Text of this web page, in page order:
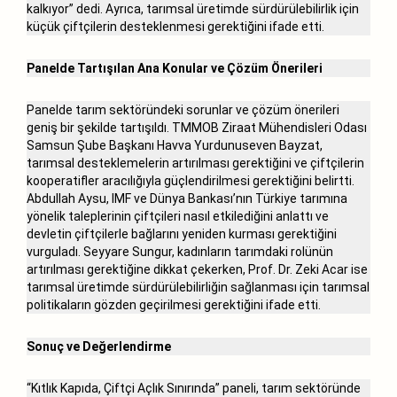
kalkıyor” dedi. Ayrıca, tarımsal üretimde sürdürülebilirlik için
küçük çiftçilerin desteklenmesi gerektiğini ifade etti.
Panelde Tartışılan Ana Konular ve Çözüm Önerileri
Panelde tarım sektöründeki sorunlar ve çözüm önerileri
geniş bir şekilde tartışıldı. TMMOB Ziraat Mühendisleri Odası
Samsun Şube Başkanı Havva Yurdunuseven Bayzat,
tarımsal desteklemelerin artırılması gerektiğini ve çiftçilerin
kooperatifler aracılığıyla güçlendirilmesi gerektiğini belirtti.
Abdullah Aysu, IMF ve Dünya Bankası’nın Türkiye tarımına
yönelik taleplerinin çiftçileri nasıl etkilediğini anlattı ve
devletin çiftçilerle bağlarını yeniden kurması gerektiğini
vurguladı. Seyyare Sungur, kadınların tarımdaki rolünün
artırılması gerektiğine dikkat çekerken, Prof. Dr. Zeki Acar ise
tarımsal üretimde sürdürülebilirliğin sağlanması için tarımsal
politikaların gözden geçirilmesi gerektiğini ifade etti.
Sonuç ve Değerlendirme
“Kıtlık Kapıda, Çiftçi Açlık Sınırında” paneli, tarım sektöründe